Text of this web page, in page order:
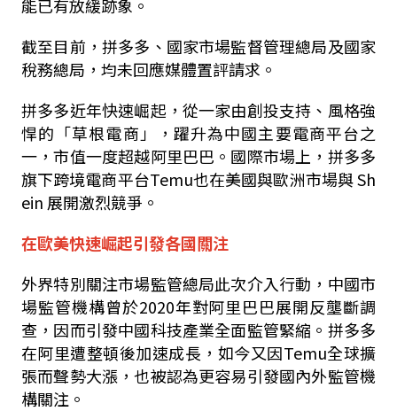
能已有放緩跡象。
截至目前，拼多多、國家市場監督管理總局及國家
稅務總局，均未回應媒體置評請求。
拼多多近年快速崛起，從一家由創投支持、風格強
悍的「草根電商」，躍升為中國主要電商平台之
一，市值一度超越阿里巴巴。國際市場上，拼多多
旗下跨境電商平台Temu也在美國與歐洲市場與Sh
ein 展開激烈競爭。
在歐美快速崛起引發各國關注
外界特別關注市場監管總局此次介入行動，中國市
場監管機構曾於2020年對阿里巴巴展開反壟斷調
查，因而引發中國科技產業全面監管緊縮。拼多多
在阿里遭整頓後加速成長，如今又因Temu全球擴
張而聲勢大漲，也被認為更容易引發國內外監管機
構關注。